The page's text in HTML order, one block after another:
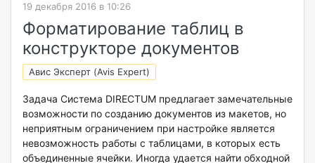
19 декабря 2016 в 10:26
Форматирование таблиц в
конструкторе документов
Авис Эксперт (Avis Expert)
Задача Система DIRECTUM предлагает замечательные
возможности по созданию документов из макетов, но
неприятным ограничением при настройке является
невозможность работы с таблицами, в которых есть
объединенные ячейки. Иногда удается найти обходной